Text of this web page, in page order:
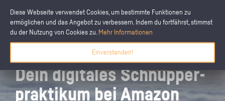
Diese Webseite verwendet Cookies, um bestimmte Funktionen zu
ermöglichen und das Angebot zu verbessern. Indem du fortfährst, stimmst
du der Nutzung von Cookies zu. Mehr Informationen
Einverstanden!
Dein digitales Schnupper­
praktikum bei Amazon